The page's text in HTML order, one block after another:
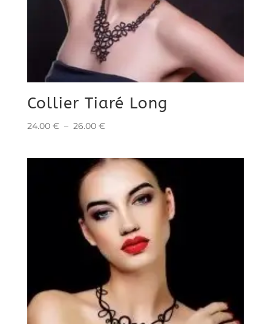
Collier Tiaré Long
24.00 € – 26.00 €Plage
24.00 €
26.00 €